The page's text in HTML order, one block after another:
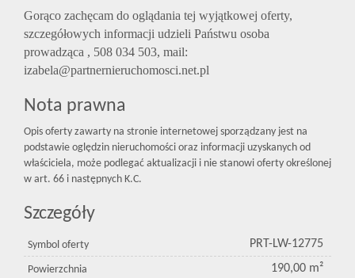
Gorąco zachęcam do oglądania tej wyjątkowej oferty,
szczegółowych informacji udzieli Państwu osoba
prowadząca , 508 034 503, mail:
izabela@partnernieruchomosci.net.pl
Nota prawna
Opis oferty zawarty na stronie internetowej sporządzany jest na
podstawie oględzin nieruchomości oraz informacji uzyskanych od
właściciela, może podlegać aktualizacji i nie stanowi oferty określonej
w art. 66 i następnych K.C.
Szczegóły
Symbol oferty PRT-LW-12775
Powierzchnia 190,00 m²